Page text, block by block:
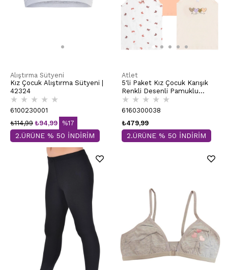
Alıştırma Sütyeni
Kız Çocuk Alıştırma Sütyeni |
42324
★ ★ ★ ★ ★
6100230001
₺94,99
₺114,99 %17
2.ÜRÜNE % 50 İNDİRİM
Atlet
5'li Paket Kız Çocuk Karışık
Renkli Desenli Pamuklu
Yumuşak Kalın Askılı Atlet |
41600
★ ★ ★ ★ ★
6160300038
₺479,99
2.ÜRÜNE % 50 İNDİRİM